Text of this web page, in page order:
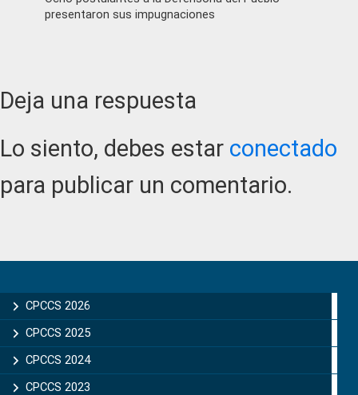
presentaron sus impugnaciones
Reader
Interactions
Deja una respuesta
Lo siento, debes estar conectado
para publicar un comentario.
Sidebar
CPCCS 2026
CPCCS 2025
CPCCS 2024
CPCCS 2023